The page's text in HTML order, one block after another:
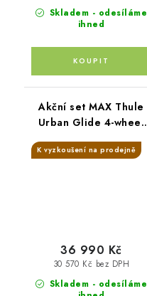
Skladem - odesíláme
ihned
Akční set MAX Thule
Urban Glide 4-wheel
K vyzkoušení na prodejně
Skladem - odesíláme
30 570 Kč bez DPH
36 990 Kč